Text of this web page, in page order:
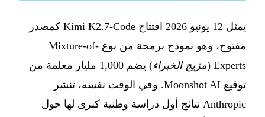
يمثل 12 يونيو 2026 افتتاح Kimi K2.7-Code كمصدر
مفتوح، وهو نموذج برمجة من نوع Mixture-of-
Experts ( مزيج الخبراء
) يضم 1,000 مليار معلمة من
توقيع Moonshot AI. وفي الوقت نفسه، تنشر
Anthropic نتائج أول دراسة وطنية كبرى لها حول